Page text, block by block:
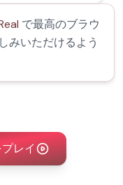
で最高のブラウ
みいただけるよう
レイ